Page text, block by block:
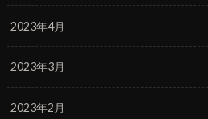
2023年4月
2023年3月
2023年2月